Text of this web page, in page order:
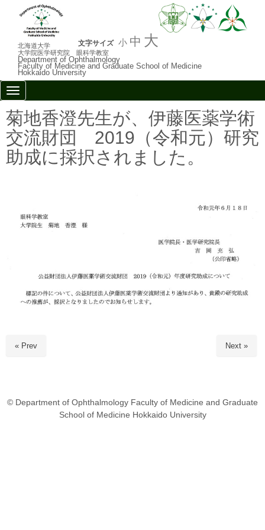
北海道大学
大学院医学研究院 眼科学教室
Department of Ophthalmology
Faculty of Medicine and Graduate School of Medicine
Hokkaido University
文字サイズ 小 中 大
N
a
i
g
a
t
o
菊地香澄先生が、伊藤医薬学術
交流財団 2019（令和元）研究
助成に採択されました。
« Prev Next »
© Department of Ophthalmology Faculty of Medicine and Graduate
School of Medicine Hokkaido University